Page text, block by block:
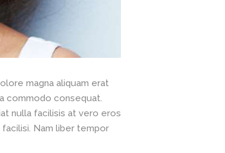
magna aliquam erat
commodo consequat.
nulla facilisis at vero eros
Nam liber tempor